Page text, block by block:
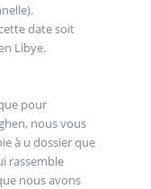
date soit
Libye.
pour
nous vous
que
rassemble
nous avons